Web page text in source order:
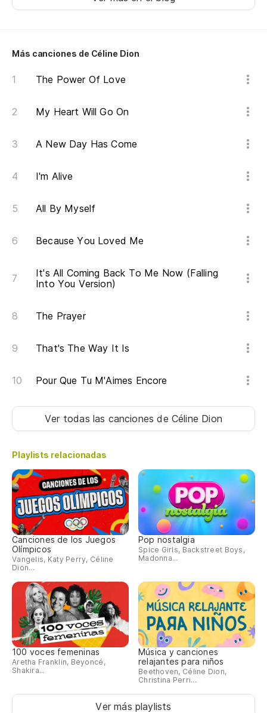
Más canciones de Céline Dion
The Power Of Love
My Heart Will Go On
A New Day Has Come
I'm Alive
All By Myself
Because You Loved Me
It's All Coming Back To Me Now (Falling
Into You Version)
The Prayer
That's The Way It Is
Pour Que Tu M'Aimes Encore
Ver todas las cancionesde Céline Dion
Playlists relacionadas
Canciones de los Juegos
Olímpicos
Vangelis, Katy Perry, Céline
Dion...
Pop nostalgia
Spice Girls, Backstreet Boys,
Madonna...
100 voces femeninas
Aretha Franklin, Beyoncé,
Shakira...
Música y canciones
relajantes para niños
Beethoven, Céline Dion,
Christina Perri...
Ver más playlists